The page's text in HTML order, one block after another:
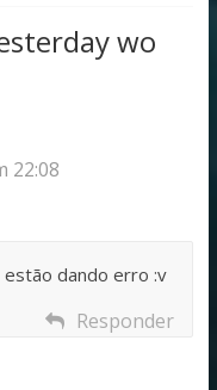
wo
22:08
dando erro :v
Responder